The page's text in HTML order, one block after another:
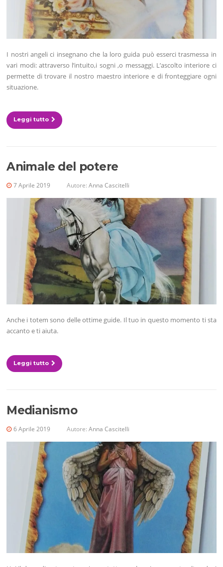
I nostri angeli ci insegnano che la loro guida può esserci trasmessa in
vari modi: attraverso l’intuito,i sogni ,o messaggi. L’ascolto interiore ci
permette di trovare il nostro maestro interiore e di fronteggiare ogni
situazione.
Leggi tutto
Animale del potere
7 Aprile 2019 Autore:Anna Cascitelli
Anche i totem sono delle ottime guide. Il tuo in questo momento ti sta
accanto e ti aiuta.
Leggi tutto
Medianismo
6 Aprile 2019 Autore:Anna Cascitelli